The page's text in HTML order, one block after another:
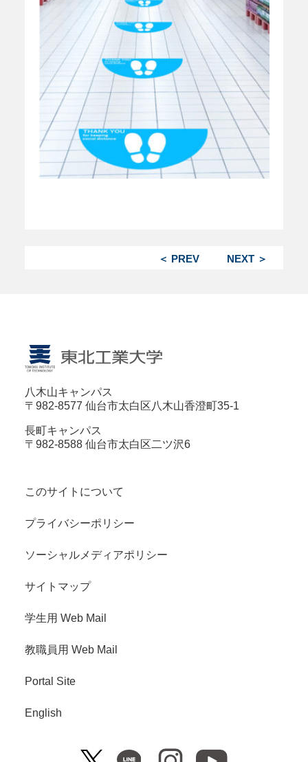
NEXT ＞
＜ PREV
八木山キャンパス
〒982-8577 仙台市太白区八木山香澄町35-1
長町キャンパス
〒982-8588 仙台市太白区二ツ沢6
このサイトについて
プライバシーポリシー
ソーシャルメディアポリシー
サイトマップ
学生用 Web Mail
教職員用 Web Mail
Portal Site
English